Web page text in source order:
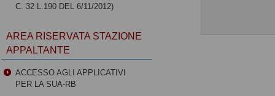
C. 32 L.190 DEL 6/11/2012)
AREA RISERVATA STAZIONE
APPALTANTE
ACCESSO AGLI APPLICATIVI
PER LA SUA-RB